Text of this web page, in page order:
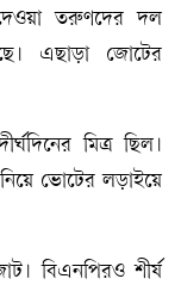
তরুণদের দল
এছাড়া জোটের
মিত্র ছিল।
ভোটের লড়াইয়ে
বিএনপিরও শীর্ষ